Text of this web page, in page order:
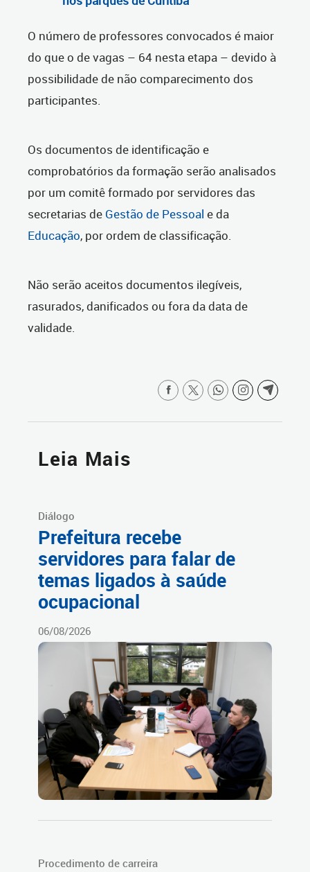
O número de professores convocados é maior
do que o de vagas – 64 nesta etapa – devido à
possibilidade de não comparecimento dos
participantes.
Os documentos de identificação e
comprobatórios da formação serão analisados
por um comitê formado por servidores das
secretarias de Gestão de Pessoal e da
Educação, por ordem de classificação.
Não serão aceitos documentos ilegíveis,
rasurados, danificados ou fora da data de
validade.
Leia Mais
Diálogo
Prefeitura recebe
servidores para falar de
temas ligados à saúde
ocupacional
06/08/2026
Procedimento de carreira